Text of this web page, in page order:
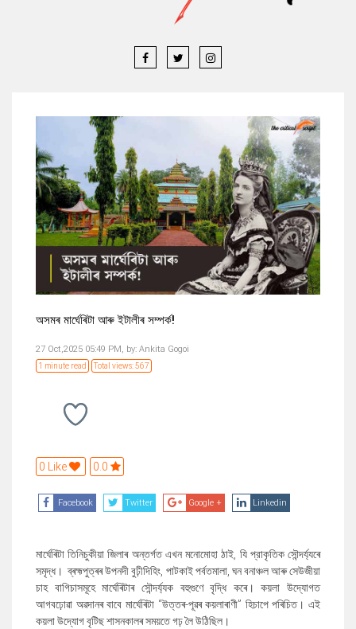
অসমৰ মাৰ্ঘেৰিটা আৰু ইটালীৰ সম্পৰ্ক!
27 Oct,2025 05:49 PM, by: Ankita Gogoi
1 minute read Total views: 567
0 Like 0.0
Facebook Twitter Google + Linkedin
মাৰ্ঘেৰিটা তিনিচুকীয়া জিলাৰ অন্তৰ্গত এখন মনোমোহা ঠাই, যি প্রাকৃতিক সৌন্দৰ্য্যৰে
সমৃদ্ধ। ব্ৰহ্মপুত্ৰৰ উপনদী বুঢ়ীদিহিং, পাটকাই পৰ্বতমালা, ঘন বনাঞ্চল আৰু সেউজীয়া
চাহ বাগিচাসমূহে মাৰ্ঘেৰিটাৰ সৌন্দৰ্য্যক বহুগুণে বৃদ্ধি কৰে। কয়লা উদ্যোগত
আগবঢ়োৱা অৱদানৰ বাবে মাৰ্ঘেৰিটা “উত্তৰ-পূৱৰ কয়লাৰাণী” হিচাপে পৰিচিত। এই
কয়লা উদ্যোগ বৃটিছ শাসনকালৰ সময়তে গঢ় লৈ উঠিছিল।